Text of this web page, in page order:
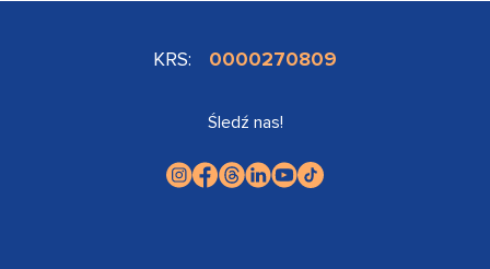
KRS: 0000270809
Śledź nas!